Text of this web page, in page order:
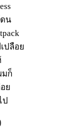
ดน
ปลือย
มก็
ย
ป